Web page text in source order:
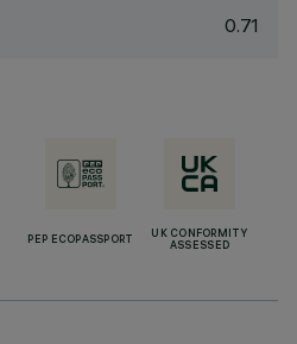
0.71
PEP ECOPASSPORT
UK CONFORMITY
ASSESSED